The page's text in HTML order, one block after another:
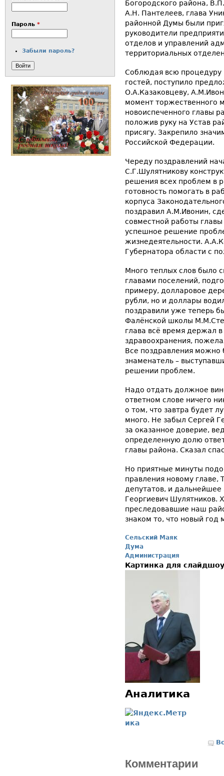
Богородского района,
А.Н. Пантелеев, глава
районной Думы были
руководители
отделов и управлений
территориальных
Соблюдая всю процедуру
гостей, поступило
О.А.Казаковцеву,
момент торжественного
новоиспеченного главы
положив руку на Устав
присягу. Закрепило
Российской Федерации.
Череду поздравлений
С.Г.Шулятникову
решения всех проблем в
готовность помогать в
корпуса
поздравил А.М.Ивонин,
совместной работы
успешное решение
жизнедеятельности.
Губернатора области с
Много теплых слов было
главами поселений,
примеру, долларовое
рубли, но и доллары
поздравили уже теперь
Фалёнской школы
глава всё время держал
здравоохранения,
Все поздравления
знаменатель –
решении проблем.
Надо отдать должное
ответном слове ничего
о том, что завтра будет
много. Не забыл Сергей
за оказанное доверие,
определенную долю
главы района. Сказал
Но приятные минуты
правления новому главе,
депутатов, и
Георгиевич Шулятников.
преследовавшие наш
знаком то, что новый
Сельский Маяк
Дума
Администрация
Картинка для
Аналитика
Комментарии
Пароль *
Забыли пароль?